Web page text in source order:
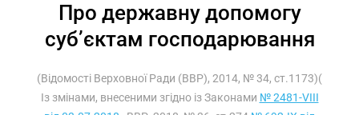
Про державну допомогу
суб’єктам господарювання
(Відомості Верховної Ради (ВВР), 2014, № 34, ст.1173)(
Із змінами, внесеними згідно із Законами № 2481-VIII